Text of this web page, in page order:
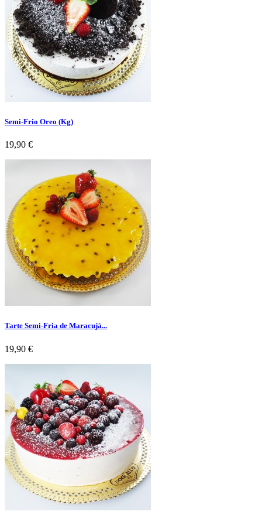
Semi-Frio Oreo (Kg)
Preço
19,90 €
Tarte Semi-Fria de Maracujá...
Preço
19,90 €